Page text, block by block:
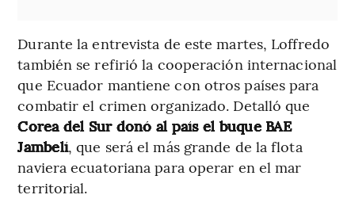
Durante la entrevista de este martes, Loffredo
también se refirió la cooperación internacional
que Ecuador mantiene con otros países para
combatir el crimen organizado. Detalló que
Corea del Sur donó al país el buque BAE
Jambelí, que será el más grande de la flota
naviera ecuatoriana para operar en el mar
territorial.